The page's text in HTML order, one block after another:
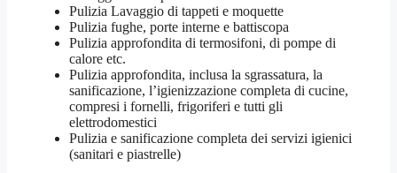
Pulizia Lavaggio di tappeti e moquette
Pulizia fughe, porte interne e battiscopa
Pulizia approfondita di termosifoni, di pompe di
calore etc.
Pulizia approfondita, inclusa la sgrassatura, la
sanificazione, l’igienizzazione completa di cucine,
compresi i fornelli, frigoriferi e tutti gli
elettrodomestici
Pulizia e sanificazione completa dei servizi igienici
(sanitari e piastrelle)